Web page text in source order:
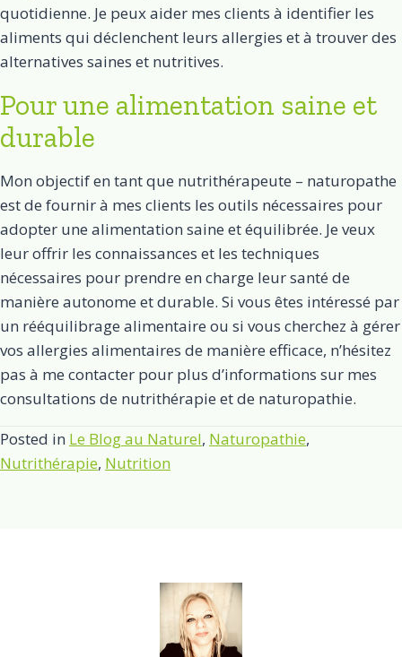
quotidienne. Je peux aider mes clients à identifier les
aliments qui déclenchent leurs allergies et à trouver des
alternatives saines et nutritives.
Pour une alimentation saine et
durable
Mon objectif en tant que nutrithérapeute – naturopathe
est de fournir à mes clients les outils nécessaires pour
adopter une alimentation saine et équilibrée. Je veux
leur offrir les connaissances et les techniques
nécessaires pour prendre en charge leur santé de
manière autonome et durable. Si vous êtes intéressé par
un rééquilibrage alimentaire ou si vous cherchez à gérer
vos allergies alimentaires de manière efficace, n’hésitez
pas à me contacter pour plus d’informations sur mes
consultations de nutrithérapie et de naturopathie.
Posted in Le Blog au Naturel, Naturopathie,
Nutrithérapie, Nutrition